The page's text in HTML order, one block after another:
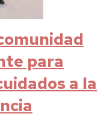
para
a la